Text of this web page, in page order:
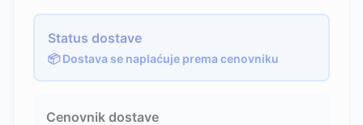
Status dostave
📦 Dostava se naplaćuje prema cenovniku
Cenovnik dostave